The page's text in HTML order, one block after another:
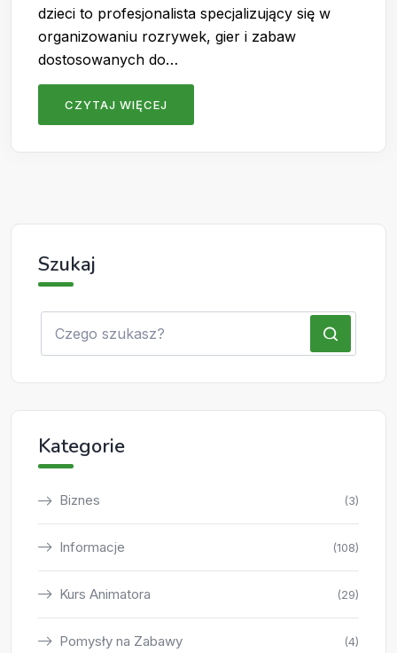
dzieci to profesjonalista specjalizujący się w
organizowaniu rozrywek, gier i zabaw
dostosowanych do…
CZYTAJ WIĘCEJ
Szukaj
Kategorie
Biznes (3)
Informacje (108)
Kurs Animatora (29)
Pomysły na Zabawy (4)